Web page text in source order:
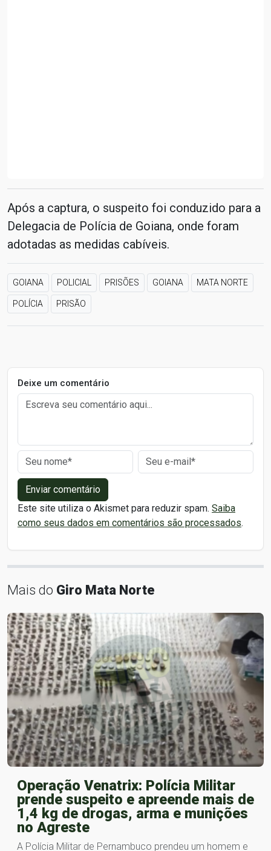
Após a captura, o suspeito foi conduzido para a
Delegacia de Polícia de Goiana, onde foram
adotadas as medidas cabíveis.
GOIANA POLICIAL PRISÕES GOIANA MATA NORTE
POLÍCIA PRISÃO
Deixe um comentário
Enviar comentário
Este site utiliza o Akismet para reduzir spam. Saiba
como seus dados em comentários são processados.
Mais do Giro Mata Norte
Operação Venatrix: Polícia Militar
prende suspeito e apreende mais de
1,4 kg de drogas, arma e munições
no Agreste
A Polícia Militar de Pernambuco prendeu um homem e